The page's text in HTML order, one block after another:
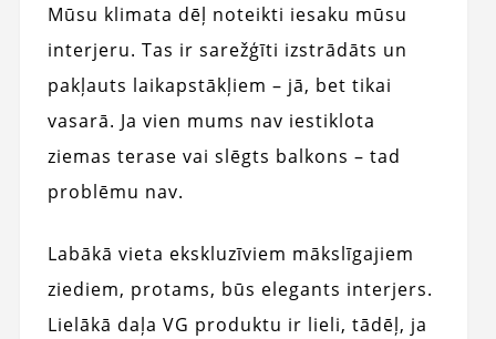
Mūsu klimata dēļ noteikti iesaku mūsu
interjeru. Tas ir sarežģīti izstrādāts un
pakļauts laikapstākļiem – jā, bet tikai
vasarā. Ja vien mums nav iestiklota
ziemas terase vai slēgts balkons – tad
problēmu nav.
Labākā vieta ekskluzīviem mākslīgajiem
ziediem, protams, būs elegants interjers.
Lielākā daļa VG produktu ir lieli, tādēļ, ja